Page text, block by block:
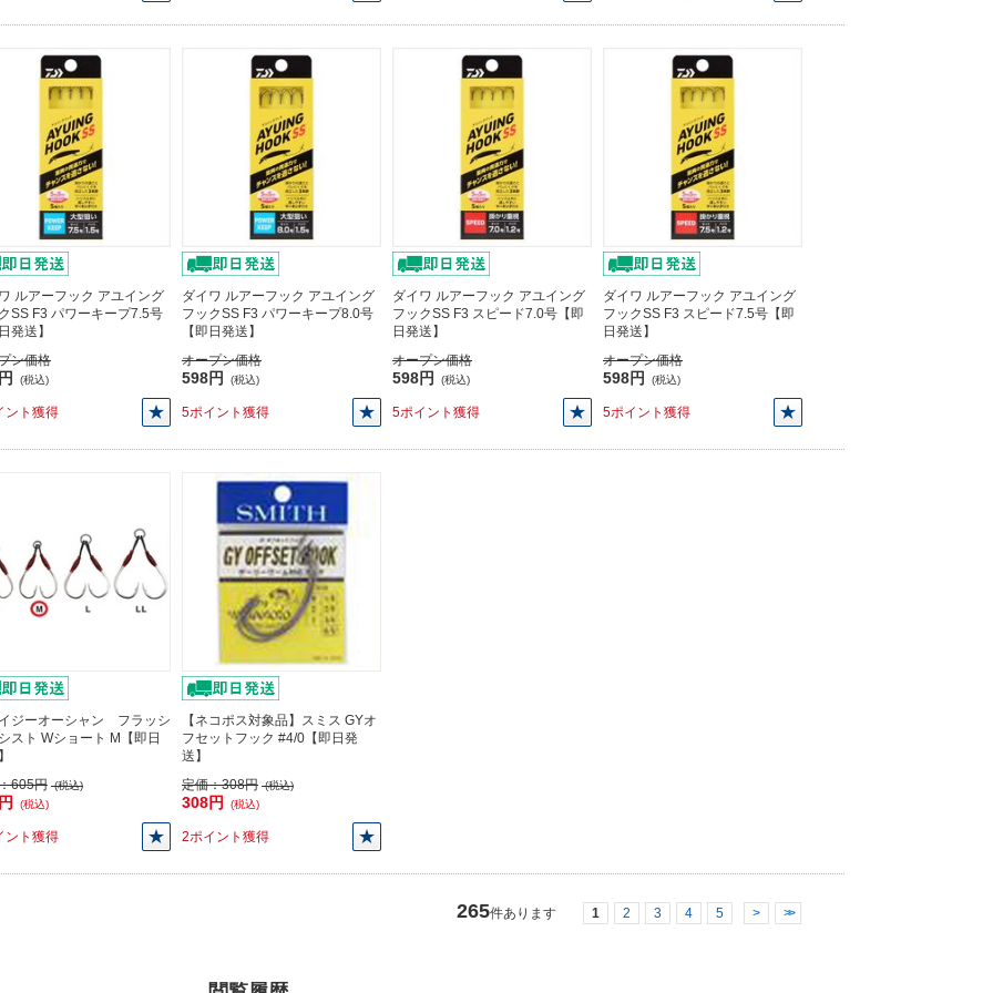
ルアーフック アユイング
SS F3 パワーキープ7.5号
発送】
ン価格
(税込)
ント獲得
ダイワ ルアーフック アユイング
フックSS F3 パワーキープ8.0号
【即日発送】
オープン価格
598円 (税込)
5ポイント獲得
ダイワ ルアーフック アユイング
フックSS F3 スピード7.0号【即
日発送】
オープン価格
598円 (税込)
5ポイント獲得
ダイワ ルアーフック アユイング
フックSS F3 スピード7.5号【即
日発送】
オープン価格
598円 (税込)
5ポイント獲得
ジーオーシャン フラッシ
スト Wショート M【即日
605円 (税込)
(税込)
ント獲得
【ネコポス対象品】スミス GYオ
フセットフック #4/0【即日発
送】
定価：308円 (税込)
308円 (税込)
2ポイント獲得
265件あります 1 2 3 4 5 > >>